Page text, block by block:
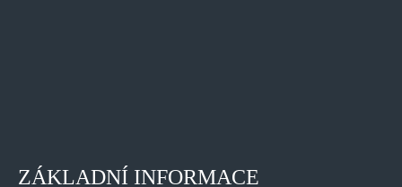
ZÁKLADNÍ INFORMACE